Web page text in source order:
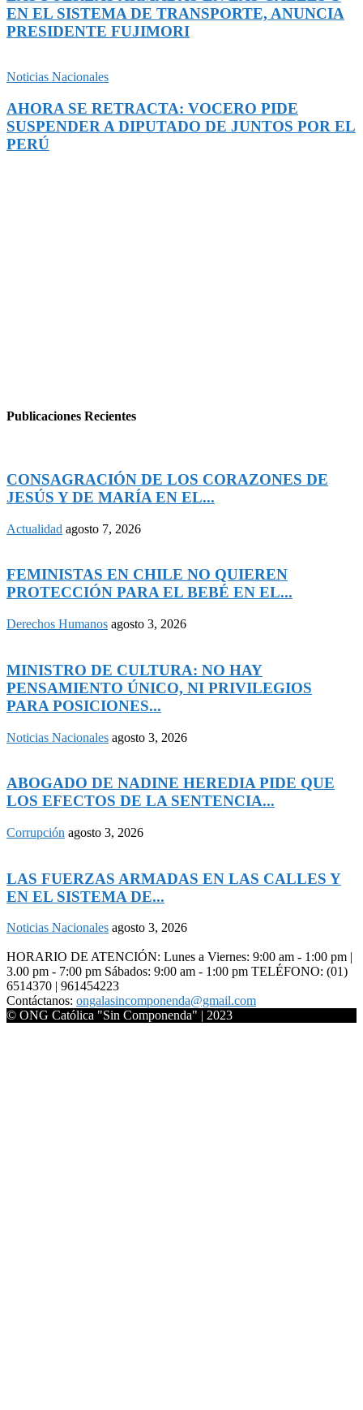
EN EL SISTEMA DE TRANSPORTE, ANUNCIA
PRESIDENTE FUJIMORI
Noticias Nacionales
AHORA SE RETRACTA: VOCERO PIDE
SUSPENDER A DIPUTADO DE JUNTOS POR EL
PERÚ
Publicaciones Recientes
CONSAGRACIÓN DE LOS CORAZONES DE
JESÚS Y DE MARÍA EN EL...
Actualidad agosto 7, 2026
FEMINISTAS EN CHILE NO QUIEREN
PROTECCIÓN PARA EL BEBÉ EN EL...
Derechos Humanos agosto 3, 2026
MINISTRO DE CULTURA: NO HAY
PENSAMIENTO ÚNICO, NI PRIVILEGIOS
PARA POSICIONES...
Noticias Nacionales agosto 3, 2026
ABOGADO DE NADINE HEREDIA PIDE QUE
LOS EFECTOS DE LA SENTENCIA...
Corrupción agosto 3, 2026
LAS FUERZAS ARMADAS EN LAS CALLES Y
EN EL SISTEMA DE...
Noticias Nacionales agosto 3, 2026
HORARIO DE ATENCIÓN: Lunes a Viernes: 9:00 am - 1:00 pm |
3.00 pm - 7:00 pm Sábados: 9:00 am - 1:00 pm TELÉFONO: (01)
6514370 | 961454223
Contáctanos: ongalasincomponenda@gmail.com
© ONG Católica "Sin Componenda" | 2023